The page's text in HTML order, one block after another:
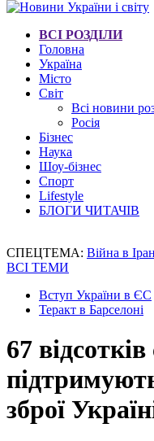
ВСІ РОЗДІЛИ
Головна
Україна
Місто
Світ
Всі новини
Росія
Бізнес
Наука
Шоу-бізнес
Спорт
Lifestyle
БЛОГИ ЧИТАЧІВ
СПЕЦТЕМА: Війна в
ВСІ ТЕМИ
Вступ України в ЄС
Теракт в Барселоні
67
зброї